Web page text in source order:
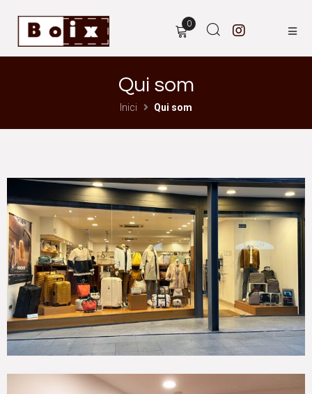
0
Qui som
Inici Qui som